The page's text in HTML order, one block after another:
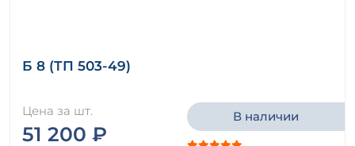
Б 8 (ТП 503-49)
Цена за шт.
51 200 ₽
В наличии